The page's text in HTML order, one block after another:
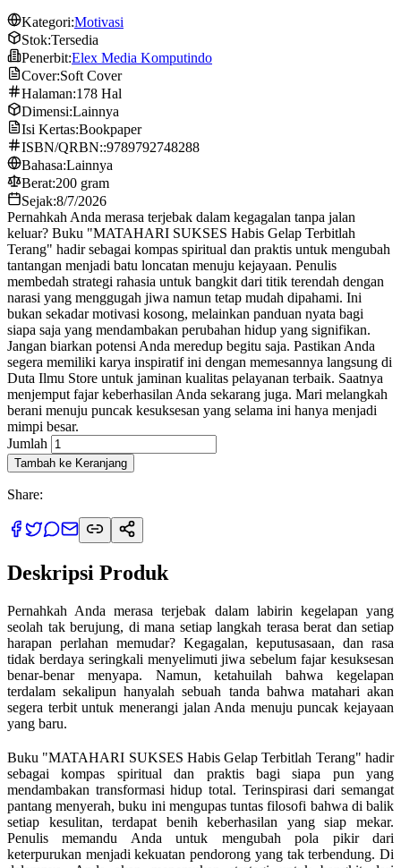
Kategori:Motivasi
Stok:Tersedia
Penerbit:Elex Media Komputindo
Cover:Soft Cover
Halaman:178 Hal
Dimensi:Lainnya
Isi Kertas:Bookpaper
ISBN/QRBN::9789792748288
Bahasa:Lainnya
Berat:200 gram
Sejak:8/7/2026
Pernahkah Anda merasa terjebak dalam kegagalan tanpa jalan
keluar? Buku "MATAHARI SUKSES Habis Gelap Terbitlah
Terang" hadir sebagai kompas spiritual dan praktis untuk mengubah
tantangan menjadi batu loncatan menuju kejayaan. Penulis
membedah strategi rahasia untuk bangkit dari titik terendah dengan
narasi yang menggugah jiwa namun tetap mudah dipahami. Ini
bukan sekadar motivasi kosong, melainkan panduan nyata bagi
siapa saja yang mendambakan perubahan hidup yang signifikan.
Jangan biarkan potensi Anda meredup begitu saja. Pastikan Anda
segera memiliki karya inspiratif ini dengan memesannya langsung di
Duta Ilmu Store untuk jaminan kualitas pelayanan terbaik. Saatnya
menjemput fajar keberhasilan Anda sekarang juga. Mari melangkah
berani menuju puncak kesuksesan yang selama ini hanya menjadi
mimpi besar.
Jumlah
Tambah ke Keranjang
Share:
Deskripsi Produk
Pernahkah Anda merasa terjebak dalam labirin kegelapan yang
seolah tak berujung, di mana setiap langkah terasa berat dan setiap
harapan perlahan memudar? Kegagalan, keputusasaan, dan rasa
tidak berdaya seringkali menyelimuti jiwa sebelum fajar kesuksesan
benar-benar menyapa. Namun, ketahuilah bahwa kegelapan
terdalam sekalipun hanyalah sebuah tanda bahwa matahari akan
segera terbit untuk menerangi jalan Anda menuju puncak kejayaan
yang baru.
Buku "MATAHARI SUKSES Habis Gelap Terbitlah Terang" hadir
sebagai kompas spiritual dan praktis bagi siapa pun yang
mendambakan transformasi hidup total. Terinspirasi dari semangat
pantang menyerah, buku ini mengupas tuntas filosofi bahwa di balik
setiap kesulitan, terdapat benih keberhasilan yang siap mekar.
Penulis memandu Anda untuk mengubah pola pikir dari
keterpurukan menjadi kekuatan pendorong yang tak terbendung. Di